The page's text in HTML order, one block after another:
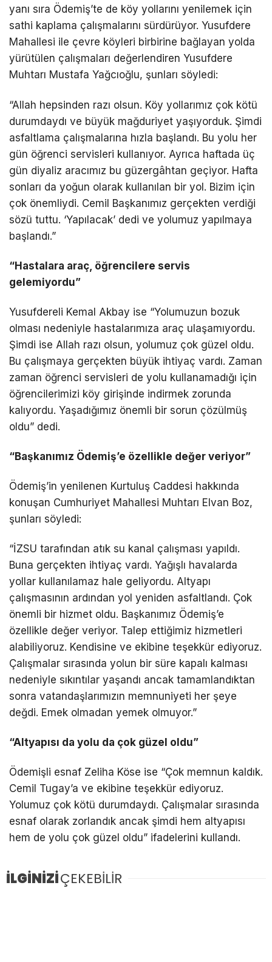
yanı sıra Ödemiş’te de köy yollarını yenilemek için
sathi kaplama çalışmalarını sürdürüyor. Yusufdere
Mahallesi ile çevre köyleri birbirine bağlayan yolda
yürütülen çalışmaları değerlendiren Yusufdere
Muhtarı Mustafa Yağcıoğlu, şunları söyledi:
“Allah hepsinden razı olsun. Köy yollarımız çok kötü
durumdaydı ve büyük mağduriyet yaşıyorduk. Şimdi
asfaltlama çalışmalarına hızla başlandı. Bu yolu her
gün öğrenci servisleri kullanıyor. Ayrıca haftada üç
gün diyaliz aracımız bu güzergâhtan geçiyor. Hafta
sonları da yoğun olarak kullanılan bir yol. Bizim için
çok önemliydi. Cemil Başkanımız gerçekten verdiği
sözü tuttu. ‘Yapılacak’ dedi ve yolumuz yapılmaya
başlandı.”
“Hastalara araç, öğrencilere servis
gelemiyordu”
Yusufdereli Kemal Akbay ise “Yolumuzun bozuk
olması nedeniyle hastalarımıza araç ulaşamıyordu.
Şimdi ise Allah razı olsun, yolumuz çok güzel oldu.
Bu çalışmaya gerçekten büyük ihtiyaç vardı. Zaman
zaman öğrenci servisleri de yolu kullanamadığı için
öğrencilerimizi köy girişinde indirmek zorunda
kalıyordu. Yaşadığımız önemli bir sorun çözülmüş
oldu” dedi.
“Başkanımız Ödemiş’e özellikle değer veriyor”
Ödemiş’in yenilenen Kurtuluş Caddesi hakkında
konuşan Cumhuriyet Mahallesi Muhtarı Elvan Boz,
şunları söyledi:
“İZSU tarafından atık su kanal çalışması yapıldı.
Buna gerçekten ihtiyaç vardı. Yağışlı havalarda
yollar kullanılamaz hale geliyordu. Altyapı
çalışmasının ardından yol yeniden asfaltlandı. Çok
önemli bir hizmet oldu. Başkanımız Ödemiş’e
özellikle değer veriyor. Talep ettiğimiz hizmetleri
alabiliyoruz. Kendisine ve ekibine teşekkür ediyoruz.
Çalışmalar sırasında yolun bir süre kapalı kalması
nedeniyle sıkıntılar yaşandı ancak tamamlandıktan
sonra vatandaşlarımızın memnuniyeti her şeye
değdi. Emek olmadan yemek olmuyor.”
“Altyapısı da yolu da çok güzel oldu”
Ödemişli esnaf Zeliha Köse ise “Çok memnun kaldık.
Cemil Tugay’a ve ekibine teşekkür ediyoruz.
Yolumuz çok kötü durumdaydı. Çalışmalar sırasında
esnaf olarak zorlandık ancak şimdi hem altyapısı
hem de yolu çok güzel oldu” ifadelerini kullandı.
İLGİNİZİÇEKEBİLİR